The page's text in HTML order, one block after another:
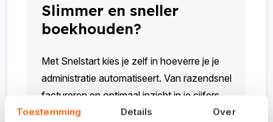
Toestemming Details Over
Slimmer en sneller
boekhouden?
Met Snelstart kies je zelf in hoeverre je je
administratie automatiseert. Van razendsnel
factureren en optimaal inzicht in je cijfers
tot een geautomatiseerd debiteurenbeheer